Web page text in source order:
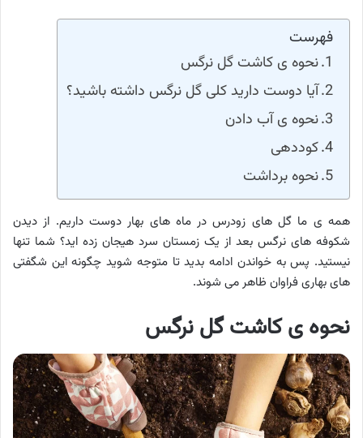
فهرست
نحوه ی کاشت گل نرگس
آیا دوست دارید کلی گل نرگس داشته باشید؟
نحوه ی آب دادن
کوددهی
نحوه برداشت
همه ی ما گل های زودرس در ماه های بهار دوست داریم. از دیدن
شکوفه های نرگس بعد از یک زمستان سرد هیجان زده اید؟ شما تنها
نیستید. پس به خواندن ادامه بدید تا متوجه شوید چگونه این شگفتی
های بهاری فراوان ظاهر می شوند.
نحوه ی کاشت گل نرگس